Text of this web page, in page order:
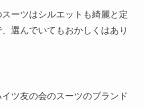
ーツはシルエットも綺麗と定
選んでいてもおかしくはあり
ツ友の会のスーツのブランド